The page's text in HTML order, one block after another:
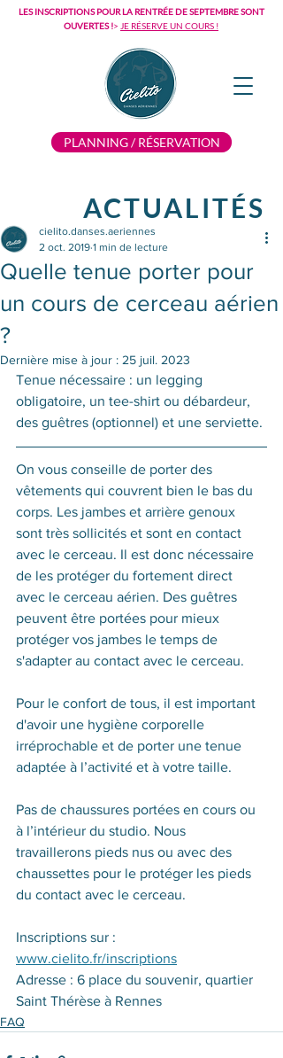
PLANNING / RÉSERVATION
LES INSCRIPTIONS POUR LA RENTRÉE DE SEPTEMBRE SONT
OUVERTES !> JE RÉSERVE UN COURS !
ACTUALITÉS
Quelle tenue porter pour
un cours de cerceau aérien
?
cielito.danses.aeriennes
2 oct. 2019 1 min de lecture
Dernière mise à jour : 25 juil. 2023
Tenue nécessaire : un legging
obligatoire, un tee-shirt ou débardeur,
des guêtres (optionnel) et une serviette.
On vous conseille de porter des
vêtements qui couvrent bien le bas du
corps. Les jambes et arrière genoux
sont très sollicités et sont en contact
avec le cerceau. Il est donc nécessaire
de les protéger du fortement direct
avec le cerceau aérien. Des guêtres
peuvent être portées pour mieux
protéger vos jambes le temps de
s'adapter au contact avec le cerceau.
Pour le confort de tous, il est important
d'avoir une hygiène corporelle
irréprochable et de porter une tenue
adaptée à l’activité et à votre taille.​
Pas de chaussures portées en cours ou
à l’intérieur du studio.​ Nous
travaillerons pieds nus ou avec des
chaussettes pour le protéger les pieds
du contact avec le cerceau.
Inscriptions sur :
www.cielito.fr/inscriptions
Adresse : 6 place du souvenir, quartier
Saint Thérèse à Rennes
FAQ